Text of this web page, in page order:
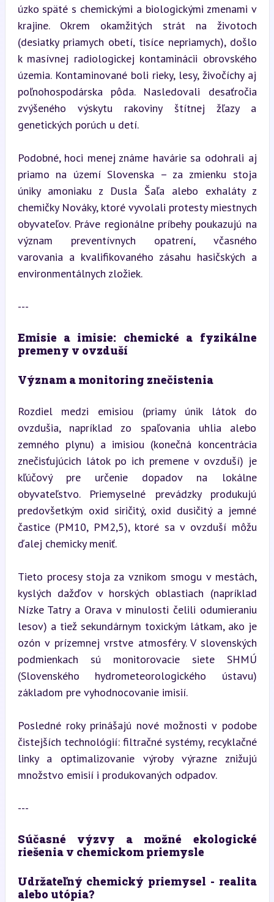
úzko späté s chemickými a biologickými zmenami v
krajine. Okrem okamžitých strát na životoch
(desiatky priamych obetí, tisíce nepriamych), došlo
k masívnej radiologickej kontaminácii obrovského
územia. Kontaminované boli rieky, lesy, živočíchy aj
poľnohospodárska pôda. Nasledovali desaťročia
zvýšeného výskytu rakoviny štítnej žľazy a
genetických porúch u detí.
Podobné, hoci menej známe havárie sa odohrali aj
priamo na území Slovenska – za zmienku stoja
úniky amoniaku z Dusla Šaľa alebo exhaláty z
chemičky Nováky, ktoré vyvolali protesty miestnych
obyvateľov. Práve regionálne príbehy poukazujú na
význam preventívnych opatrení, včasného
varovania a kvalifikovaného zásahu hasičských a
environmentálnych zložiek.
---
Emisie a imisie: chemické a fyzikálne
premeny v ovzduší
Význam a monitoring znečistenia
Rozdiel medzi emisiou (priamy únik látok do
ovzdušia, napríklad zo spaľovania uhlia alebo
zemného plynu) a imisiou (konečná koncentrácia
znečisťujúcich látok po ich premene v ovzduší) je
kľúčový pre určenie dopadov na lokálne
obyvateľstvo. Priemyselné prevádzky produkujú
predovšetkým oxid siričitý, oxid dusičitý a jemné
častice (PM10, PM2,5), ktoré sa v ovzduší môžu
ďalej chemicky meniť.
Tieto procesy stoja za vznikom smogu v mestách,
kyslých dažďov v horských oblastiach (napríklad
Nízke Tatry a Orava v minulosti čelili odumieraniu
lesov) a tiež sekundárnym toxickým látkam, ako je
ozón v prízemnej vrstve atmosféry. V slovenských
podmienkach sú monitorovacie siete SHMÚ
(Slovenského hydrometeorologického ústavu)
základom pre vyhodnocovanie imisií.
Posledné roky prinášajú nové možnosti v podobe
čistejších technológií: filtračné systémy, recyklačné
linky a optimalizovanie výroby výrazne znižujú
množstvo emisií i produkovaných odpadov.
---
Súčasné výzvy a možné ekologické
riešenia v chemickom priemysle
Udržateľný chemický priemysel - realita
alebo utópia?